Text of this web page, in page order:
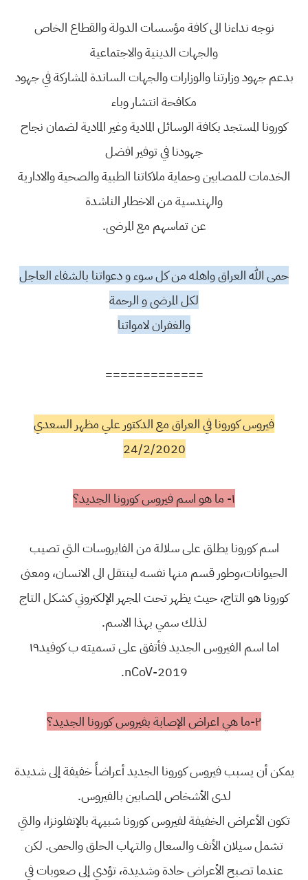
نوجه نداءنا الى كافة مؤسسات الدولة والقطاع الخاص
والجهات الدينية والاجتماعية
بدعم جهود وزارتنا والوزارات والجهات الساندة المشاركة في جهود
مكافحة انتشار وباء
كورونا المستجد بكافة الوسائل المادية وغير المادية لضمان نجاح
جهودنا في توفير افضل
الخدمات للمصابين وحماية ملاكاتنا الطبية والصحية والادارية
والهندسية من الاخطار الناشدة
عن تماسهم مع المرضى.
حمى الله العراق واهله من كل سوء و دعواتنا بالشفاء العاجل
لكل المرضى و الرحمة
والغفران لامواتنا
=============
فيروس كورونا في العراق مع الدكتور علي مظهر السعدي
24/2/2020
١- ما هو اسم فيروس كورونا الجديد؟
اسم كورونا يطلق على سلالة من الفايروسات التي تصيب
الحيوانات،وطور قسم منها نفسه لينتقل الى الانسان، ومعنى
كورونا هو التاج، حيث يظهر تحت المجهر الإلكتروني كشكل التاج
لذلك سمي بهذا الاسم.
اما اسم الفيروس الجديد فأتفق على تسميته ب كوفيد١٩
2019-nCoV.
٢-ما هي اعراض الإصابة بفيروس كورونا الجديد؟
يمكن أن يسبب فيروس كورونا الجديد أعراضاً خفيفة إلى شديدة
لدى الأشخاص المصابين بالفيروس.
تكون الأعراض الخفيفة لفيروس كورونا شبيهة بالإنفلونزا، والتي
تشمل سيلان الأنف والسعال والتهاب الحلق والحمى. لكن
عندما تصبح الأعراض حادة وشديدة، تؤدي إلى صعوبات في